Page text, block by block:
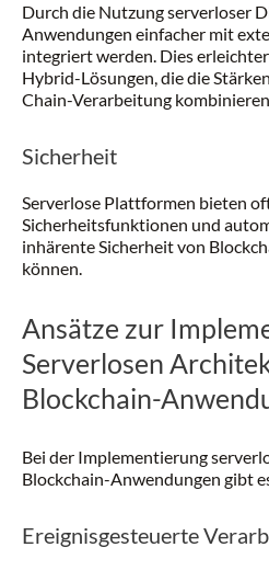
Durch die Nutzung serverloser
Anwendungen einfacher mit
integriert werden. Dies
Hybrid-Lösungen, die die
Chain-Verarbeitung
Sicherheit
Serverlose Plattformen bieten
Sicherheitsfunktionen und
inhärente Sicherheit von
können.
Ansätze zur
Serverlosen
Blockchain-
Bei der Implementierung
Blockchain-Anwendungen gibt
Ereignisgesteuerte